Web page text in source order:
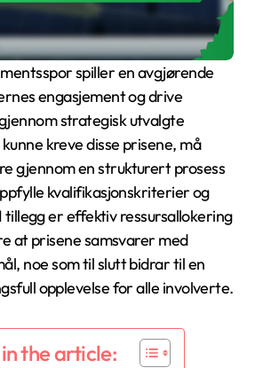
engasjement og drive
strategisk utvalgte
kreve disse prisene, må
gjennom en strukturert prosess
kvalifikasjonskriterier og
er effektiv ressursallokering
at prisene samsvarer med
noe som til slutt bidrar til en
opplevelse for alle involverte.
the article: